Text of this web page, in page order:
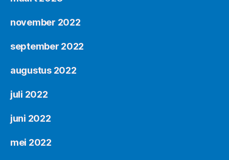
november 2022
september 2022
augustus 2022
juli 2022
juni 2022
mei 2022